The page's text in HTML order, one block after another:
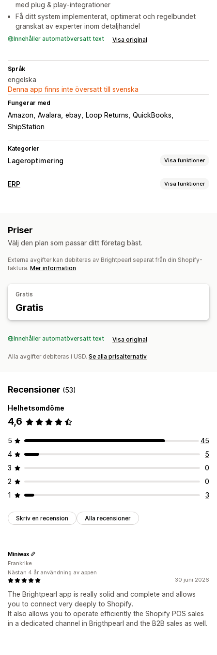
med plug & play-integrationer
Få ditt system implementerat, optimerat och regelbundet
granskat av experter inom detaljhandel
Innehåller automatöversatt text Visa original
Språk
engelska
Denna app finns inte översatt till svenska
Fungerar med
Amazon Avalara ebay Loop Returns QuickBooks
ShipStation
Kategorier
Lageroptimering Visa funktioner
Lagerhantering
Lagerplanering
Flera kanaler
Orderhantering
Aviseringar och analysverktyg
Aviseringar om påfyllning av lager
Påminnelser om påfyllning
E-postaviseringar
Analysverktyg
ERP Visa funktioner
Automatisk distribution
Orderredigering Granska och godkänn
Statusuppdateringar
Ordersynkronisering
Kundkonton
Kundtjänst
Optimering
Leverantörsreskontra
Kundreskontra Kassaflöde
Utgiftsspårning Inköpsordrar Prognoser
Priser
Välj den plan som passar ditt företag bäst.
Externa avgifter kan debiteras av Brightpearl separat från din Shopify-
faktura. Mer information
Gratis
Gratis
Innehåller automatöversatt text Visa original
Alla avgifter debiteras i USD. Se alla prisalternativ
Recensioner (53)
Helhetsomdöme
4,6
5
45
4
5
3
0
2
0
1
3
Skriv en recension Alla recensioner
30 juni 2026
The Brightpearl app is really solid and complete and allows
you to connect very deeply to Shopify.
It also allows you to operate efficiently the Shopify POS sales
in a dedicated channel in Brigthpearl and the B2B sales as well.
Miniwax
Frankrike
Nästan 4 år användning av appen